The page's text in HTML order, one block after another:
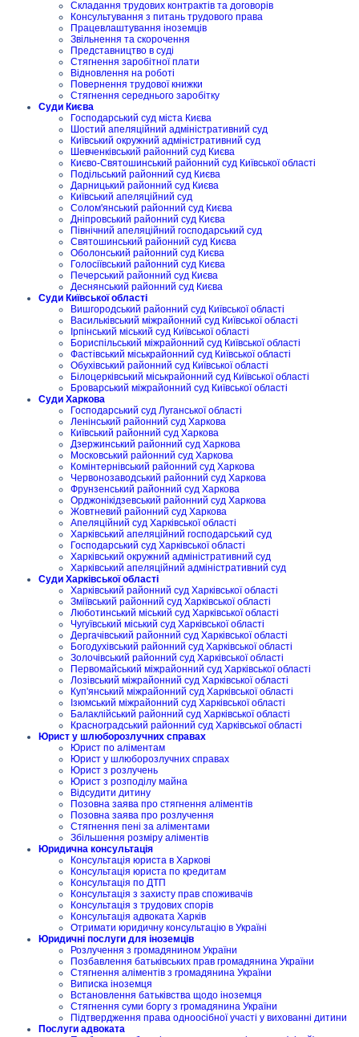
Складання трудових контрактів та договорів
Консультування з питань трудового права
Працевлаштування іноземців
Звільнення та скорочення
Представництво в суді
Стягнення заробітної плати
Відновлення на роботі
Повернення трудової книжки
Стягнення середнього заробітку
Суди Києва
Господарський суд міста Києва
Шостий апеляційний адміністративний суд
Київський окружний адміністративний суд
Шевченківський районний суд Києва
Києво-Святошинський районний суд Київської області
Подільський районний суд Києва
Дарницький районний суд Києва
Київський апеляційний суд
Солом'янський районний суд Києва
Дніпровський районний суд Києва
Північний апеляційний господарський суд
Святошинський районний суд Києва
Оболонський районний суд Києва
Голосіївський районний суд Києва
Печерський районний суд Києва
Деснянський районний суд Києва
Суди Київської області
Вишгородський районний суд Київської області
Васильківський міжрайонний суд Київської області
Ірпінський міський суд Київської області
Бориспільський міжрайонний суд Київської області
Фастівський міськрайонний суд Київської області
Обухівський районний суд Київської області
Білоцерківський міськрайонний суд Київської області
Броварський міжрайонний суд Київської області
Суди Харкова
Господарський суд Луганської області
Ленінський районний суд Харкова
Київський районний суд Харкова
Дзержинський районний суд Харкова
Московський районний суд Харкова
Комінтернівський районний суд Харкова
Червонозаводський районний суд Харкова
Фрунзенський районний суд Харкова
Орджонікідзевський районний суд Харкова
Жовтневий районний суд Харкова
Апеляційний суд Харківської області
Харківський апеляційний господарський суд
Господарський суд Харківської області
Харківський окружний адміністративний суд
Харківський апеляційний адміністративний суд
Суди Харківської області
Харківський районний суд Харківської області
Зміївський районний суд Харківської області
Люботинський міський суд Харківської області
Чугуївський міський суд Харківської області
Дергачівський районний суд Харківської області
Богодухівський районний суд Харківської області
Золочівський районний суд Харківської області
Первомайський міжрайонний суд Харківської області
Лозівський міжрайонний суд Харківської області
Куп'янський міжрайонний суд Харківської області
Ізюмський міжрайонний суд Харківської області
Балаклійський районний суд Харківської області
Красноградський районний суд Харківської області
Юрист у шлюборозлучних справах
Юрист по аліментам
Юрист у шлюборозлучних справах
Юрист з розлучень
Юрист з розподілу майна
Відсудити дитину
Позовна заява про стягнення аліментів
Позовна заява про розлучення
Стягнення пені за аліментами
Збільшення розміру аліментів
Юридична консультація
Консультація юриста в Харкові
Консультація юриста по кредитам
Консультація по ДТП
Консультація з захисту прав споживачів
Консультація з трудових спорів
Консультація адвоката Харків
Отримати юридичну консультацію в Україні
Юридичні послуги для іноземців
Розлучення з громадянином України
Позбавлення батьківських прав громадянина України
Стягнення аліментів з громадянина України
Виписка іноземця
Встановлення батьківства щодо іноземця
Стягнення суми боргу з громадянина України
Підтвердження права одноосібної участі у вихованні дитини
Послуги адвоката